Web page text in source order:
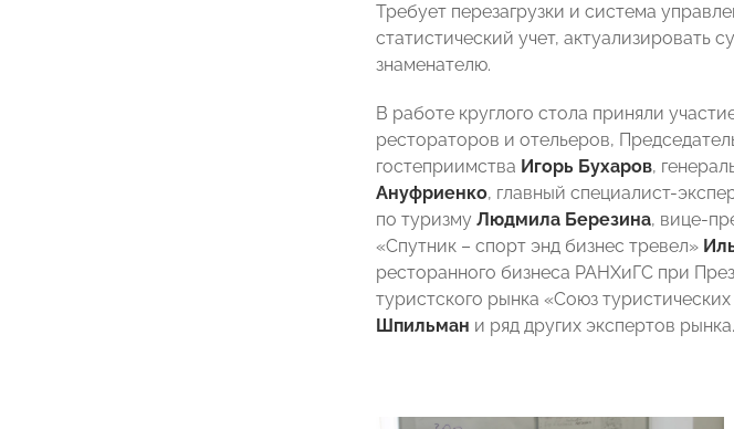
Требует перезагрузки и система
статистический учет,
знаменателю.
В работе круглого стола приняли
рестораторов и отельеров,
гостеприимства Игорь Бухаров,
Ануфриенко, главный специалист-
по туризму Людмила Березина, вице-
«Спутник – спорт энд бизнес тревел»
ресторанного бизнеса РАНХиГС при
туристского рынка «Союз туристических
Шпильман и ряд других экспертов рынка.